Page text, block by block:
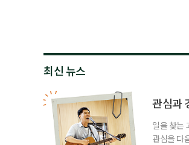
최신 뉴스
관심과
일을 찾는
관심을 다